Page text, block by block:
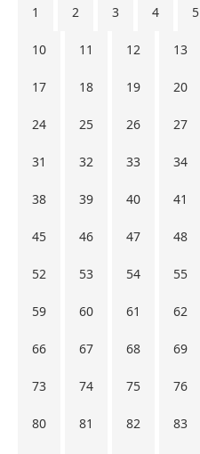
1 2 3 4 5
10 11 12 13
17 18 19 20
24 25 26 27
31 32 33 34
38 39 40 41
45 46 47 48
52 53 54 55
59 60 61 62
66 67 68 69
73 74 75 76
80 81 82 83